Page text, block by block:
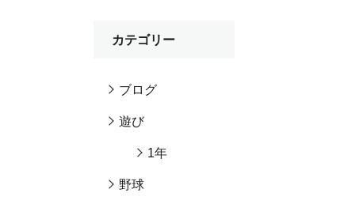
カテゴリー
ブログ
遊び
1年
野球